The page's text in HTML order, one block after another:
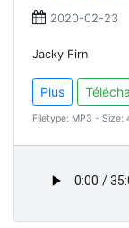
2020-02-23
Jacky Firn
Plus
Filetype: MP3 - Size: